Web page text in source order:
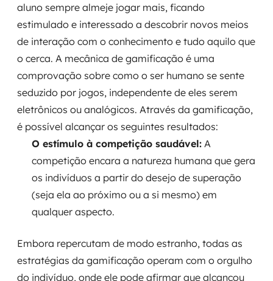
Suporte a banco de dados
FinOps
Billing Cloud
Gestão de infraestrutura
Escalar com segurança
Pentest
DevSecOps
MSS
Simulação de Phishing
aluno sempre almeje jogar mais, ficando
estimulado e interessado a descobrir novos meios
de interação com o conhecimento e tudo aquilo que
o cerca. A mecânica de gamificação é uma
comprovação sobre como o ser humano se sente
seduzido por jogos, independente de eles serem
eletrônicos ou analógicos. Através da gamificação,
é possível alcançar os seguintes resultados:
O estímulo à competição saudável: A
competição encara a natureza humana que gera
os indivíduos a partir do desejo de superação
(seja ela ao próximo ou a si mesmo) em
qualquer aspecto.
Embora repercutam de modo estranho, todas as
estratégias da gamificação operam com o orgulho
do indivíduo, onde ele pode afirmar que alcançou